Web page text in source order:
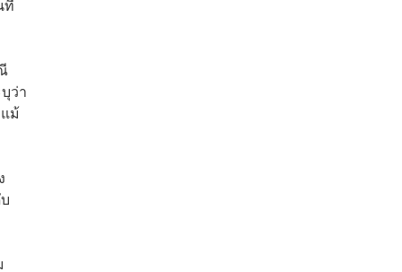
ที่
ว่า
ม้